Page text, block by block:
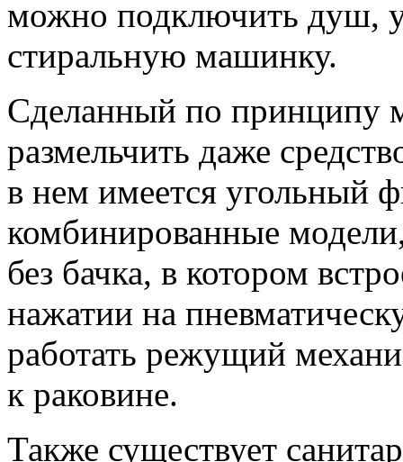
можно подключить душ,
стиральную машинку.
Сделанный по принципу
размельчить даже
в нем имеется угольный
комбинированные
без бачка, в котором
нажатии на
работать режущий
к раковине.
Также существует